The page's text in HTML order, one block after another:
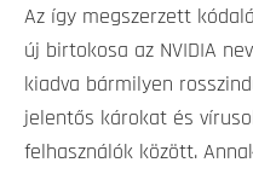
Az így megszerzett
új birtokosa az NVIDIA
kiadva bármilyen
jelentős károkat és
felhasználók között.